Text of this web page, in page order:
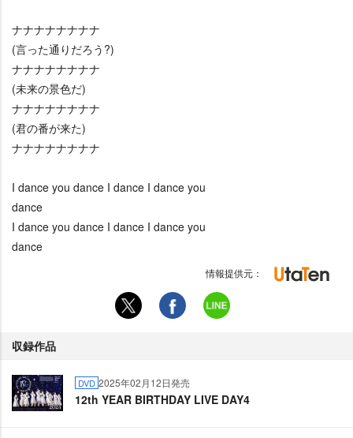
ナナナナナナナナ
(言った通りだろう?)
ナナナナナナナナ
(未来の景色だ)
ナナナナナナナナ
(君の番が来た)
ナナナナナナナナ
I dance you dance I dance I dance you
dance
I dance you dance I dance I dance you
dance
情報提供元：
収録作品
DVD 2025年02月12日発売
12th YEAR BIRTHDAY LIVE DAY4